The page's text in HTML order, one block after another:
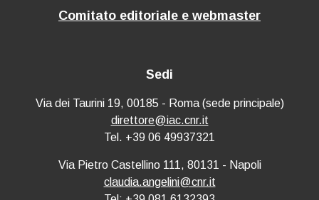
Comitato editoriale e webmaster
Sedi
Via dei Taurini 19, 00185 - Roma (sede principale)
direttore@iac.cnr.it
Tel. +39 06 49937321
Via Pietro Castellino 111, 80131 - Napoli
claudia.angelini@cnr.it